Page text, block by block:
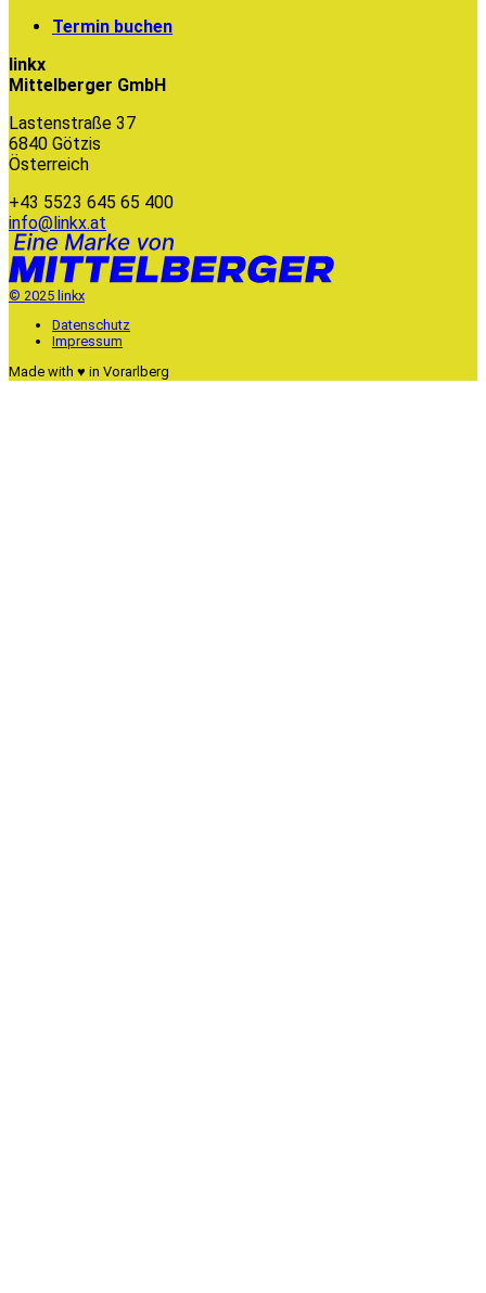
Termin buchen
linkx
Mittelberger GmbH
Lastenstraße 37
6840 Götzis
Österreich
+43 5523 645 65 400
info@linkx.at
© 2025 linkx
Datenschutz
Impressum
Made with ♥ in Vorarlberg